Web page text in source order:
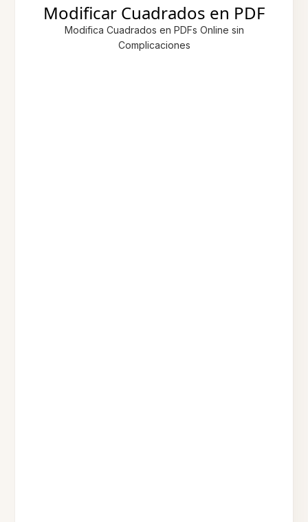
Modificar Cuadrados en PDF
Modifica Cuadrados en PDFs Online sin
Complicaciones